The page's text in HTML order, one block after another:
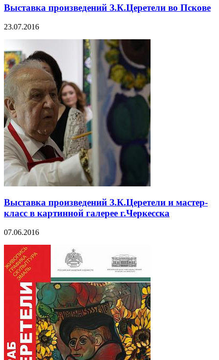
Выставка произведений З.К.Церетели во Пскове
23.07.2016
Выставка произведений З.К.Церетели и мастер-
класс в картинной галерее г.Черкесска
07.06.2016